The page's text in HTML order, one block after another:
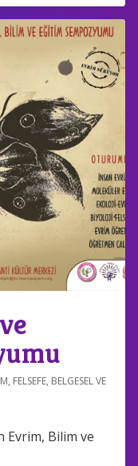
, FELSEFE, BELGESEL VE
Evrim, Bilim ve